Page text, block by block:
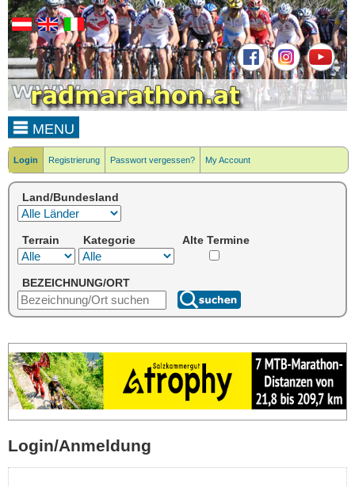
MENU
Login Registrierung Passwort vergessen? My Account
Land/Bundesland
Terrain Kategorie Alte Termine
BEZEICHNUNG/ORT
Login/Anmeldung